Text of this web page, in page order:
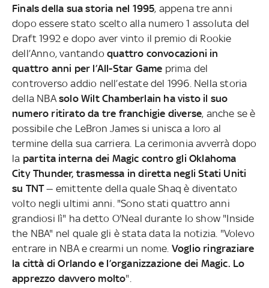
Finals della sua storia nel 1995, appena tre anni
dopo essere stato scelto alla numero 1 assoluta del
Draft 1992 e dopo aver vinto il premio di Rookie
dell’Anno, vantando quattro convocazioni in
quattro anni per l’All-Star Game prima del
controverso addio nell’estate del 1996. Nella storia
della NBAsolo Wilt Chamberlain ha visto il suo
numero ritirato da tre franchigie diverse, anche se è
possibile che LeBron James si unisca a loro al
termine della sua carriera. La cerimonia avverrà dopo
la partita interna dei Magic contro gli Oklahoma
City Thunder, trasmessa in diretta negli Stati Uniti
su TNT— emittente della quale Shaq è diventato
volto negli ultimi anni. "Sono stati quattro anni
grandiosi lì" ha detto O'Neal durante lo show "Inside
the NBA" nel quale gli è stata data la notizia. "Volevo
entrare in NBA e crearmi un nome. Voglio ringraziare
la città di Orlando e l’organizzazione dei Magic. Lo
apprezzo davvero molto".